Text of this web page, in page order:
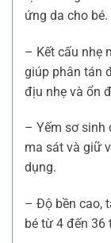
ứng da cho bé.
– Kết cấu nhẹ
giúp phân tán
địu nhẹ và ổn
– Yếm sơ sinh
ma sát và giữ
dụng.
– Độ bền cao,
bé từ 4 đến 36